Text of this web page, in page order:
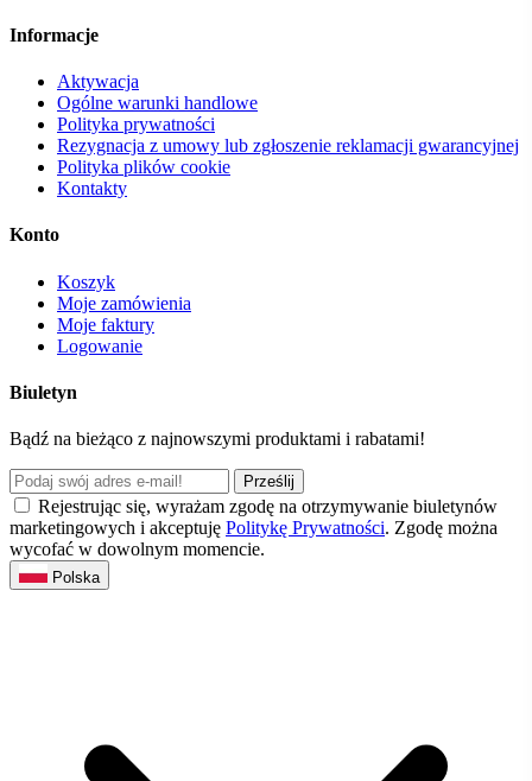
Informacje
Aktywacja
Ogólne warunki handlowe
Polityka prywatności
Rezygnacja z umowy lub zgłoszenie reklamacji gwarancyjnej
Polityka plików cookie
Kontakty
Konto
Koszyk
Moje zamówienia
Moje faktury
Logowanie
Biuletyn
Bądź na bieżąco z najnowszymi produktami i rabatami!
Prześlij
Rejestrując się, wyrażam zgodę na otrzymywanie biuletynów
marketingowych i akceptuję Politykę Prywatności. Zgodę można
wycofać w dowolnym momencie.
Polska